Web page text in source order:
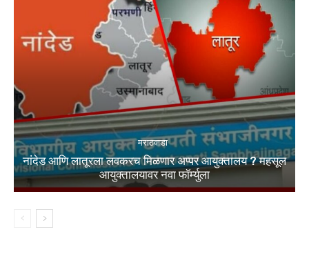
मराठवाडा
नांदेड आणि लातूरला लवकरच मिळणार अप्पर आयुक्तालय ? महसूल
आयुक्तालयावर नवा फॉर्म्युला